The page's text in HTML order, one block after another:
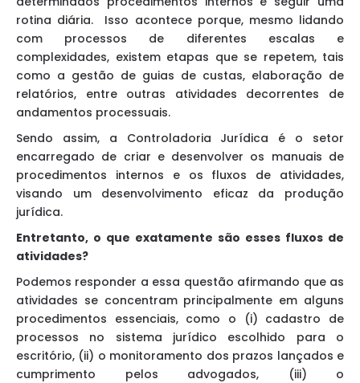
rotina diária. Isso acontece porque, mesmo lidando
com processos de diferentes escalas e
complexidades, existem etapas que se repetem, tais
como a gestão de guias de custas, elaboração de
relatórios, entre outras atividades decorrentes de
andamentos processuais.
Sendo assim, a Controladoria Jurídica é o setor
encarregado de criar e desenvolver os manuais de
procedimentos internos e os fluxos de atividades,
visando um desenvolvimento eficaz da produção
jurídica.
Entretanto, o que exatamente são esses fluxos de
atividades?
Podemos responder a essa questão afirmando que as
atividades se concentram principalmente em alguns
procedimentos essenciais, como o (i) cadastro de
processos no sistema jurídico escolhido para o
escritório, (ii) o monitoramento dos prazos lançados e
cumprimento pelos advogados, (iii) o